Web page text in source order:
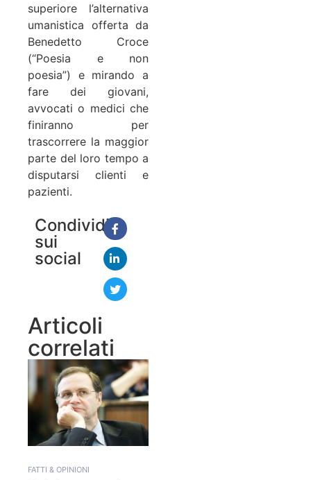
superiore l’alternativa
umanistica offerta da
Benedetto Croce
(“Poesia e non
poesia”) e mirando a
fare dei giovani,
avvocati o medici che
finiranno per
trascorrere la maggior
parte del loro tempo a
disputarsi clienti e
pazienti.
Condividi
sui
social
Articoli
correlati
FATTI & OPINIONI